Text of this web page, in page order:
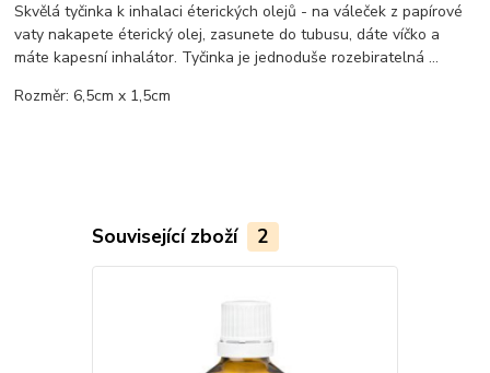
Skvělá tyčinka k inhalaci éterických olejů - na váleček z papírové
vaty nakapete éterický olej, zasunete do tubusu, dáte víčko a
máte kapesní inhalátor. Tyčinka je jednoduše rozebiratelná ...
Rozměr: 6,5cm x 1,5cm
Související zboží 2